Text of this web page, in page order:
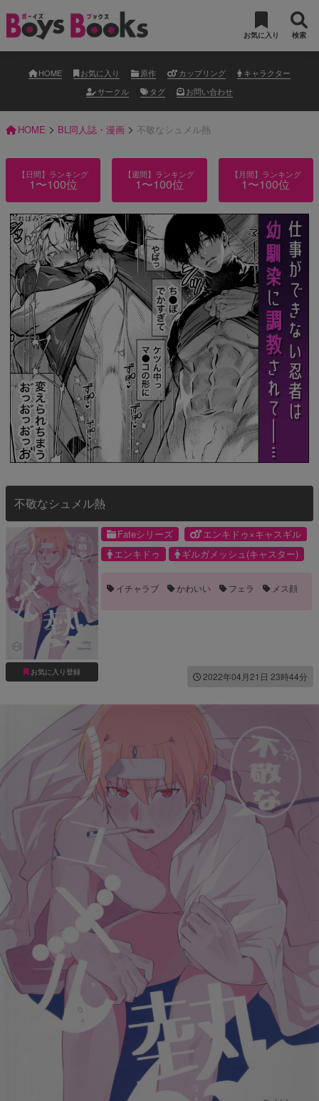
お気に入り 検索
HOME お気に入り 原作 カップリング
キャラクター
サークル
タグ お問い合わせ
HOME > BL同人誌・漫画 > 不敬なシュメル熱
【日間】ランキング
1〜100位
【週間】ランキング
1〜100位
【月間】ランキング
1〜100位
不敬なシュメル熱
お気に入り登録
Fateシリーズ
エンキドゥ×キャスギル
エンキドゥ
ギルガメッシュ(キャスター)
イチャラブ かわいい フェラ メス顔
2022年04月21日 23時44分